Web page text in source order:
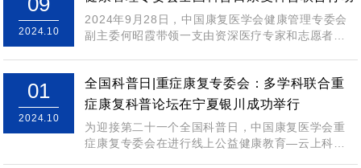
2024.10
2024年9月28日，中国康复医学会健康管理专委会
副主委何昭霞带领一支由资深医疗专家和志愿者组
01
2024.10
全国科普日|重症康复专委会：多学科联合重
症康复科普论坛在宁夏银川成功举行
为迎接第二十一个全国科普日，中国康复医学会重
症康复专委会在进行线上公益健康教育—云上科普